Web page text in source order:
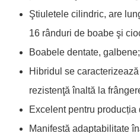
Ştiuletele cilindric, are
16 rânduri de boabe şi
Boabele dentate, galbene;
Hibridul se
rezistenţă înaltă la
Excelent pentru producția
Manifestă adaptabilitate